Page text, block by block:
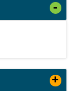
-
+